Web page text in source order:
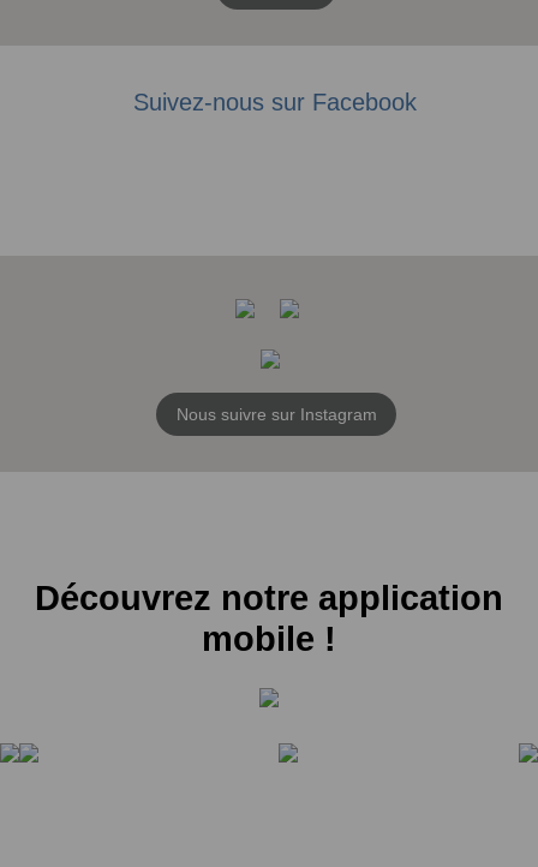
Suivez-nous sur Facebook
Nous suivre sur Instagram
Découvrez notre application
mobile !